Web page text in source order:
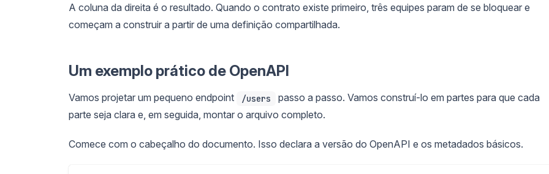
A coluna da direita é o resultado. Quando o contrato existe primeiro, três equipes param de se bloquear e
começam a construir a partir de uma definição compartilhada.
Um exemplo prático de OpenAPI
Vamos projetar um pequeno endpoint /users
passo a passo. Vamos construí-lo em partes para que cada
parte seja clara e, em seguida, montar o arquivo completo.
Comece com o cabeçalho do documento. Isso declara a versão do OpenAPI e os metadados básicos.